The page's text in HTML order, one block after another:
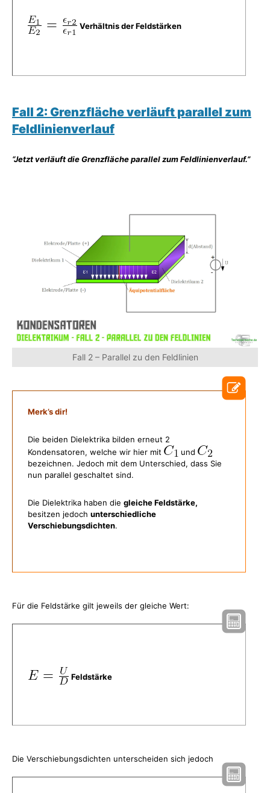
Verhältnis der Feldstärken
Fall 2: Grenzfläche verläuft parallel zum
Feldlinienverlauf
“Jetzt verläuft die Grenzfläche parallel zum Feldlinienverlauf.”
Fall 2 – Parallel zu den Feldlinien
Merk’s dir!
Die beiden Dielektrika bilden erneut 2
Kondensatoren, welche wir hier mit
und
bezeichnen. Jedoch mit dem Unterschied, dass Sie
nun parallel geschaltet sind.
Die Dielektrika haben die gleiche Feldstärke,
besitzen jedoch unterschiedliche
Verschiebungsdichten.
Für die Feldstärke gilt jeweils der gleiche Wert:
Feldstärke
Die Verschiebungsdichten unterscheiden sich jedoch